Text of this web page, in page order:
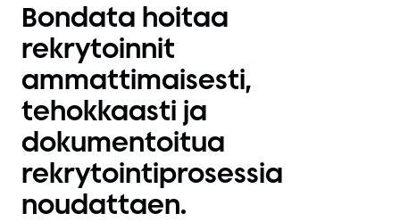
Bondata hoitaa
rekrytoinnit
ammattimaisesti,
tehokkaasti ja
dokumentoitua
rekrytointiprosessia
noudattaen.